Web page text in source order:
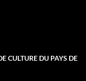
CULTURE DU PAYS DE